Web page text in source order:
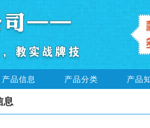
产品信息 产品分类 产品
息